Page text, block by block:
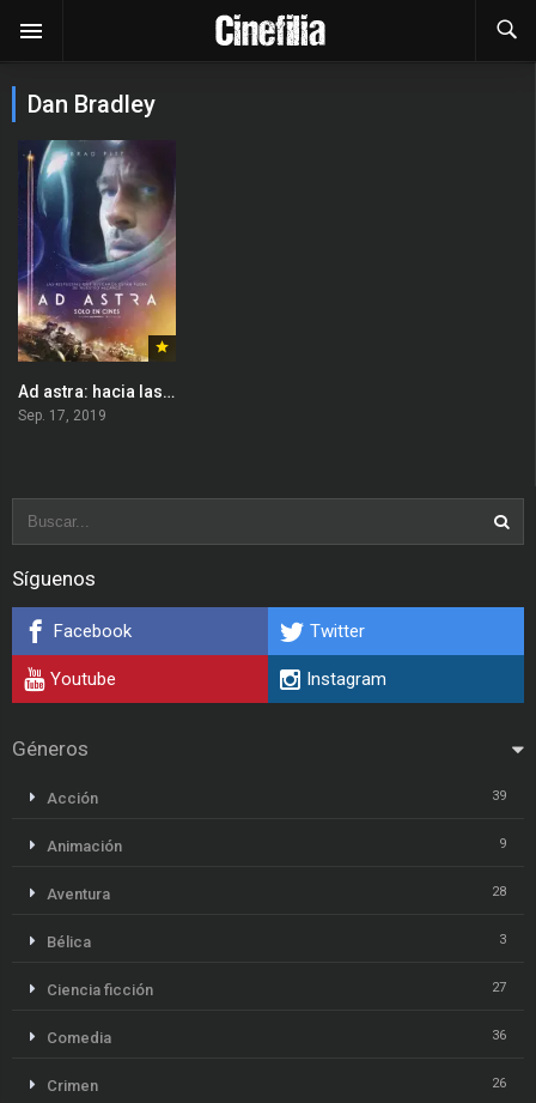
Dan Bradley
Ad astra: hacia las estrellas
Sep. 17, 2019
Síguenos
Facebook Twitter
Youtube Instagram
Géneros
Acción 39
Animación 9
Aventura 28
Bélica 3
Ciencia ficción 27
Comedia 36
Crimen 26